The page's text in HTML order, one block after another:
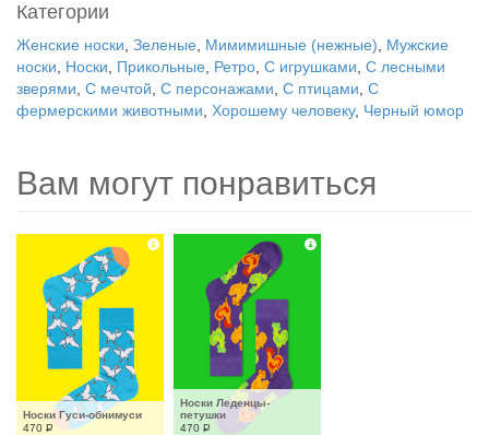
Категории
Женские носки Зеленые Мимимишные (нежные)
Мужские
носки
Носки Прикольные Ретро С игрушками С лесными
зверями С мечтой С персонажами С птицами С
фермерскими животными
Хорошему человеку, Черный юмор
Вам могут понравиться
Носки Гуси-обнимуси
470 Р
Носки Леденцы-
петушки
470 Р